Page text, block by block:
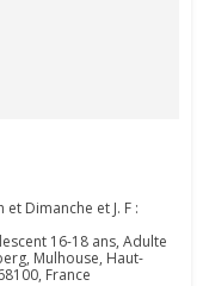
Dimanche et J. F :
16-18 ans, Adulte
Mulhouse, Haut-
France